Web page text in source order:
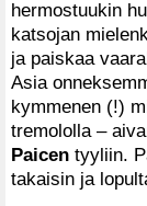
hermostuukin
katsojan
ja paiskaa
Asia
kymmenen (!)
tremololla –
Paicen tyyliin.
takaisin ja